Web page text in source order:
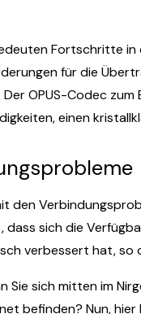
Fortschritte
für die
OPUS-Codec
einen
den
sich die
verbessert hat, so
Sie sich mitten im
befinden? Nun, hier